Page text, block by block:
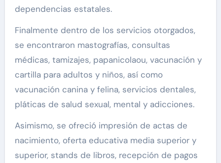
dependencias estatales.
Finalmente dentro de los servicios otorgados,
se encontraron mastografías, consultas
médicas, tamizajes, papanicolaou, vacunación y
cartilla para adultos y niños, así como
vacunación canina y felina, servicios dentales,
pláticas de salud sexual, mental y adicciones.
Asimismo, se ofreció impresión de actas de
nacimiento, oferta educativa media superior y
superior, stands de libros, recepción de pagos